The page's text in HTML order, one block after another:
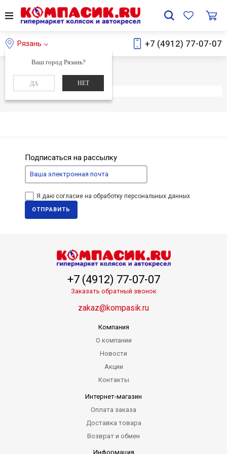
Рязань
Ваш город Рязань?
ДА НЕТ
+7 (4912) 77-07-07
Главная Каталог
Элемент не найден
Подписаться на рассылку
Я даю согласие на обработку персональных данных
ОТПРАВИТЬ
+7 (4912) 77-07-07
Заказать обратный звонок
zakaz@kompasik.ru
Компания
О компании
Новости
Акции
Контакты
Интернет-магазин
Оплата заказа
Доставка товара
Возврат и обмен
Информация